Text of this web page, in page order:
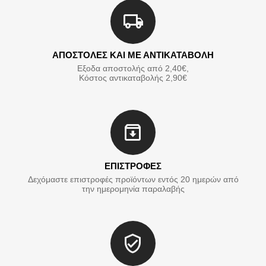
ΑΠΟΣΤΟΛΕΣ ΚΑΙ ΜΕ ΑΝΤΙΚΑΤΑΒΟΛΗ
Εξοδα αποστολής από 2,40€,
Κόστος αντικαταβολής 2,90€
ΕΠΙΣΤΡΟΦΕΣ
Δεχόμαστε επιστροφές προϊόντων εντός 20 ημερών από
την ημερομηνία παραλαβής